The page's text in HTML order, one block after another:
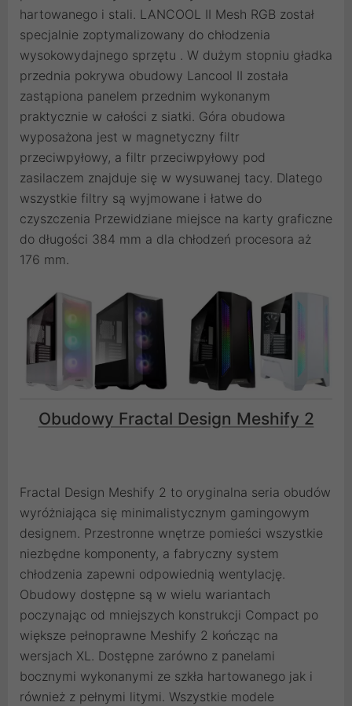
hartowanego i stali. LANCOOL II Mesh RGB został
specjalnie zoptymalizowany do chłodzenia
wysokowydajnego sprzętu . W dużym stopniu gładka
przednia pokrywa obudowy Lancool II została
zastąpiona panelem przednim wykonanym
praktycznie w całości z siatki. Góra obudowa
wyposażona jest w magnetyczny filtr
przeciwpyłowy, a filtr przeciwpyłowy pod
zasilaczem znajduje się w wysuwanej tacy. Dlatego
wszystkie filtry są wyjmowane i łatwe do
czyszczenia Przewidziane miejsce na karty graficzne
do długości 384 mm a dla chłodzeń procesora aż
176 mm.
Obudowy Fractal Design Meshify 2
Fractal Design Meshify 2 to oryginalna seria obudów
wyróżniająca się minimalistycznym gamingowym
designem. Przestronne wnętrze pomieści wszystkie
niezbędne komponenty, a fabryczny system
chłodzenia zapewni odpowiednią wentylację.
Obudowy dostępne są w wielu wariantach
poczynając od mniejszych konstrukcji Compact po
większe pełnoprawne Meshify 2 kończąc na
wersjach XL. Dostępne zarówno z panelami
bocznymi wykonanymi ze szkła hartowanego jak i
również z pełnymi litymi. Wszystkie modele